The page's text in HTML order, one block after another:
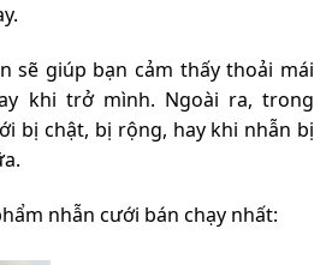
sẽ giúp bạn cảm thấy thoải mái
khi trở mình. Ngoài ra, trong
bị chật, bị rộng, hay khi nhẫn bị
nhẫn cưới bán chạy nhất: